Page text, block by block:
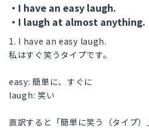
・I have an easy laugh.
・I laugh at almost anything.
1. I have an easy laugh.
私はすぐ笑うタイプです。
easy: 簡単に、すぐに
laugh: 笑い
直訳すると「簡単に笑う（タイプ